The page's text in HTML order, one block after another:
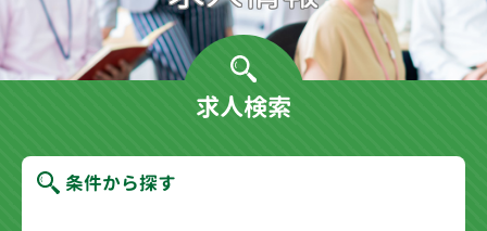
求人検索
条件から探す